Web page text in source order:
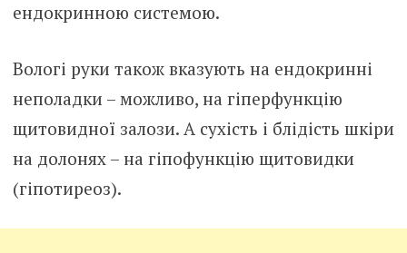
ендокринною системою.
Вологі руки також вказують на ендокринні
неполадки – можливо, на гіперфункцію
щитовидної залози. А сухість і блідість шкіри
на долонях – на гіпофункцію щитовидки
(гіпотиреоз).